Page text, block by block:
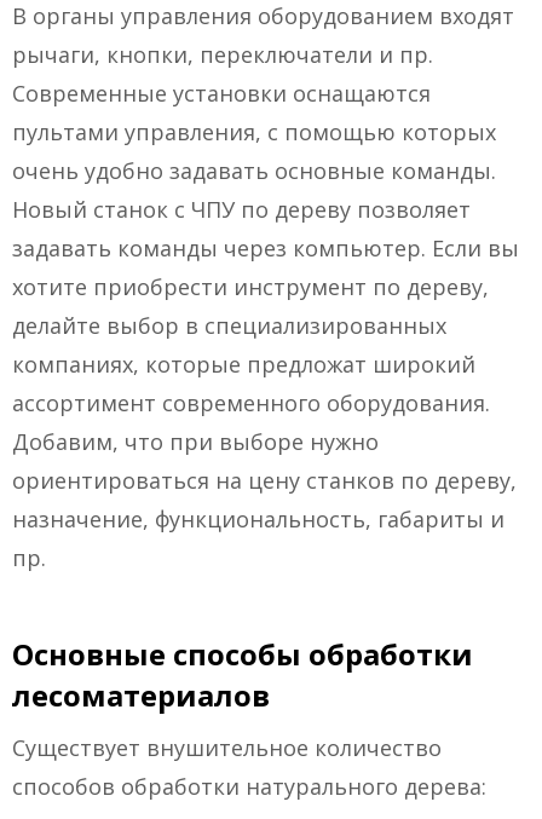
В органы управления оборудованием входят
рычаги, кнопки, переключатели и пр.
Современные установки оснащаются
пультами управления, с помощью которых
очень удобно задавать основные команды.
Новый станок с ЧПУ по дереву позволяет
задавать команды через компьютер. Если вы
хотите приобрести инструмент по дереву,
делайте выбор в специализированных
компаниях, которые предложат широкий
ассортимент современного оборудования.
Добавим, что при выборе нужно
ориентироваться на цену станков по дереву,
назначение, функциональность, габариты и
пр.
Основные способы обработки
лесоматериалов
Существует внушительное количество
способов обработки натурального дерева: